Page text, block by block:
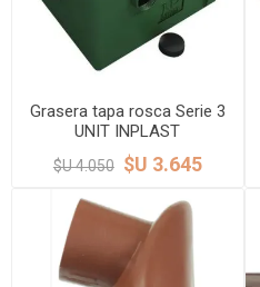
Grasera tapa rosca Serie 3
UNIT INPLAST
$U 4.050 $U 3.645